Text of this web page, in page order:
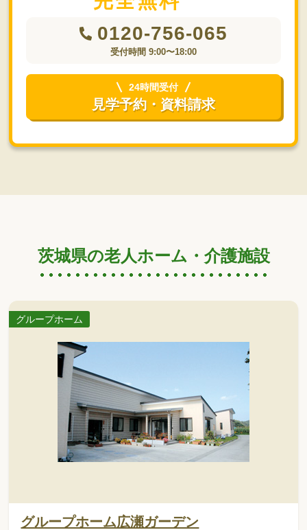
0120-756-065
受付時間 9:00〜18:00
24時間受付
見学予約・資料請求
茨城県の老人ホーム・介護施設
グループホーム
グループホーム広瀬ガーデン